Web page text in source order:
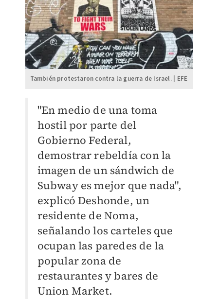
También protestaron contra la guerra de Israel. | EFE
"En medio de una toma
hostil por parte del
Gobierno Federal,
demostrar rebeldía con la
imagen de un sándwich de
Subway es mejor que nada",
explicó Deshonde, un
residente de Noma,
señalando los carteles que
ocupan las paredes de la
popular zona de
restaurantes y bares de
Union Market.